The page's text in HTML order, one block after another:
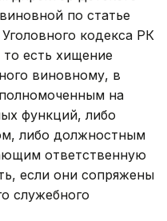
по статье
кодекса РК
есть хищение
виновному, в
на
функций, либо
либо должностным
ответственную
если они сопряжены
служебного